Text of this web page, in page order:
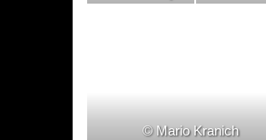
© Mario Kranich